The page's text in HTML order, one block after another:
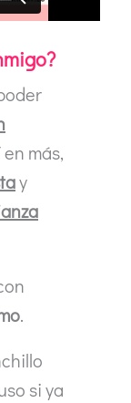
más,
y
.
si ya